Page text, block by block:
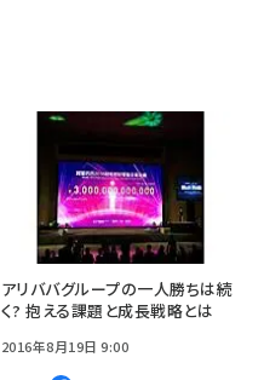
アリババグループの一人勝ちは続
く? 抱える課題と成長戦略とは
2016年8月19日 9:00